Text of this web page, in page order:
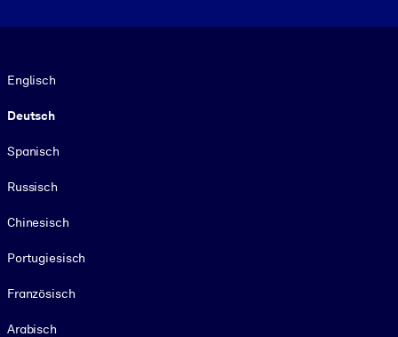
Englisch
Deutsch
Spanisch
Russisch
Chinesisch
Portugiesisch
Französisch
Arabisch